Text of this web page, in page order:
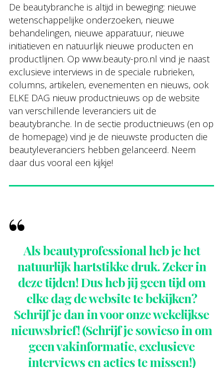
De beautybranche is altijd in beweging: nieuwe
wetenschappelijke onderzoeken, nieuwe
behandelingen, nieuwe apparatuur, nieuwe
initiatieven en natuurlijk nieuwe producten en
productlijnen. Op www.beauty-pro.nl vind je naast
exclusieve interviews in de speciale rubrieken,
columns, artikelen, evenementen en nieuws, ook
ELKE DAG nieuw productnieuws op de website
van verschillende leveranciers uit de
beautybranche. In de sectie productnieuws (en op
de homepage) vind je de nieuwste producten die
beautyleveranciers hebben gelanceerd. Neem
daar dus vooral een kijkje!
Als beautyprofessional heb je het
natuurlijk hartstikke druk. Zeker in
deze tijden! Dus heb jij geen tijd om
elke dag de website te bekijken?
Schrijf je dan in voor onze wekelijkse
nieuwsbrief! (Schrijf je sowieso in om
geen vakinformatie, exclusieve
interviews en acties te missen!)